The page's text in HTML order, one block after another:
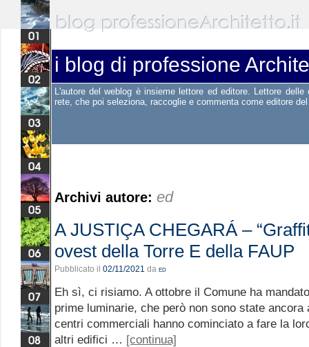
i blog di professione
Archivi autore: ed
A JUSTIÇA CHEGARÁ –
ovest della Torre E della FAUP
Pubblicato il 02/11/2021 da ed
Eh sì, ci risiamo. A ottobre il Comune ha
prime luminarie, che però non sono state ancora
centri commerciali hanno cominciato a fare la
altri edifici … [continua]
L'autore del weblog è insieme lettore ed editore. Lettore
rete, che poi seleziona, raccoglie e commenta come editore